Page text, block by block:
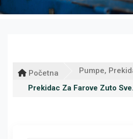
Početna
Pumpe,
Prekidac Za Farove Zuto